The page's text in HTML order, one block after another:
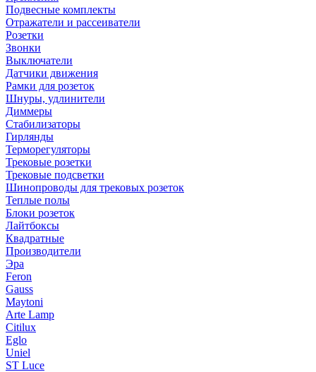
Подвесные комплекты
Отражатели и рассеиватели
Розетки
Звонки
Выключатели
Датчики движения
Рамки для розеток
Шнуры, удлинители
Диммеры
Стабилизаторы
Гирлянды
Терморегуляторы
Трековые розетки
Трековые подсветки
Шинопроводы для трековых розеток
Теплые полы
Блоки розеток
Лайтбоксы
Квадратные
Производители
Эра
Feron
Gauss
Maytoni
Arte Lamp
Citilux
Eglo
Uniel
ST Luce